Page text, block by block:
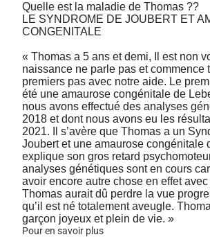
Quelle est la maladie de Thomas ??
LE SYNDROME DE JOUBERT ET
CONGENITALE
« Thomas a 5 ans et demi, Il est non
naissance ne parle pas et commence
premiers pas avec notre aide. Le
été une amaurose congénitale de
nous avons effectué des analyses
2018 et dont nous avons eu les
2021. Il s’avère que Thomas a un
Joubert et une amaurose congénitale
explique son gros retard
analyses génétiques sont en cours
avoir encore autre chose en effet
Thomas aurait dû perdre la vue
qu’il est né totalement aveugle.
garçon joyeux et plein de vie. »
Pour en savoir plus